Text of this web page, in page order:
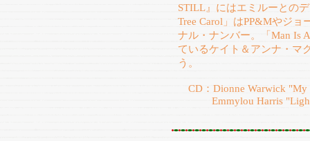
STILL』にはエミルーとの
Tree Carol」はPP&Mやジ
ナル・ナンバー。「Man Is
ているケイト＆アンナ・マ
う。
CD：Dionne Warwick "My
Emmylou Harris "Light